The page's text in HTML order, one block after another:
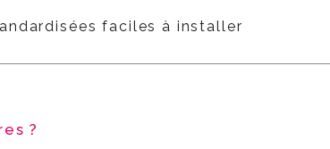
faciles à installer
?